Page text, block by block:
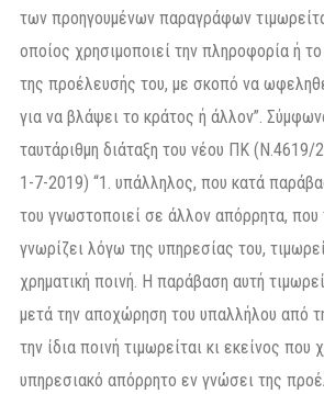
των προηγουμένων παραγράφων
οποίος χρησιμοποιεί την πληροφορία ή
της προέλευσής του, με σκοπό να
για να βλάψει το κράτος ή άλλον”.
ταυτάριθμη διάταξη του νέου ΠΚ (Ν.4619/
1-7-2019) “1. υπάλληλος, που κατά
του γνωστοποιεί σε άλλον απόρρητα, που
γνωρίζει λόγω της υπηρεσίας του,
χρηματική ποινή. Η παράβαση αυτή
μετά την αποχώρηση του υπαλλήλου από
την ίδια ποινή τιμωρείται κι εκείνος που
υπηρεσιακό απόρρητο εν γνώσει της